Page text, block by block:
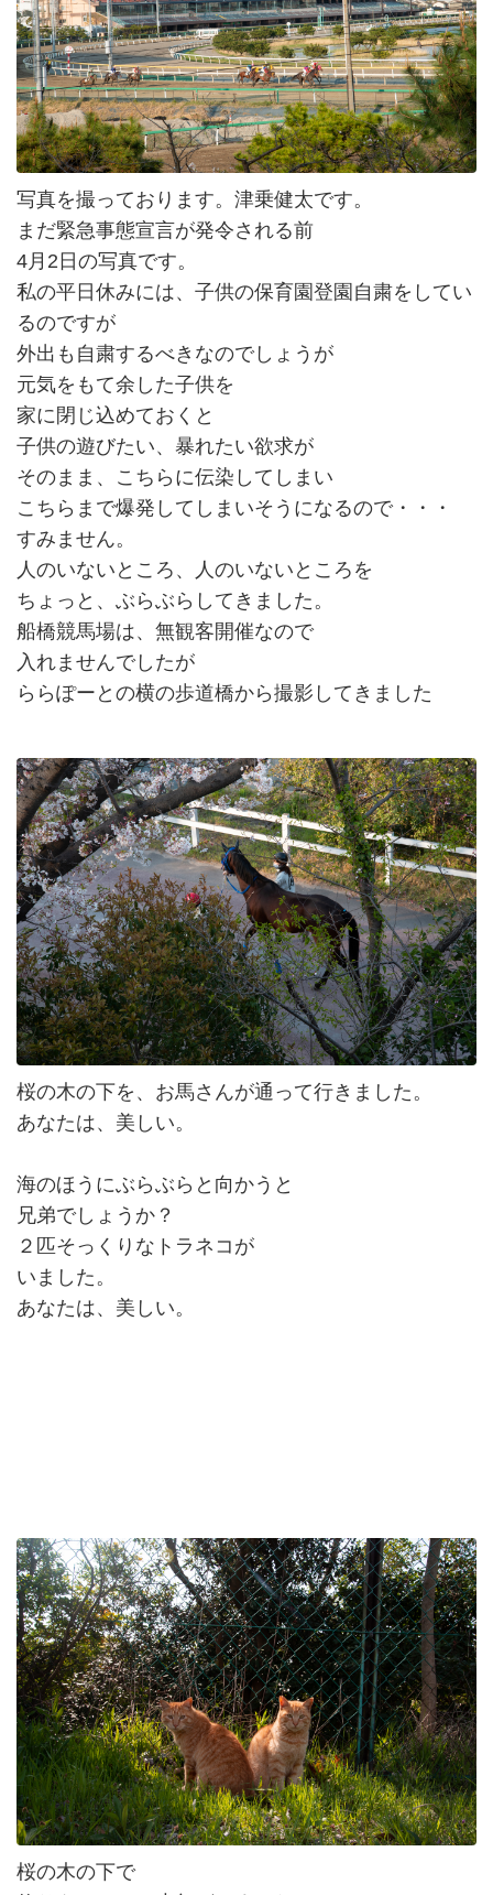
写真を撮っております。津乗健太です。
まだ緊急事態宣言が発令される前
4月2日の写真です。
私の平日休みには、子供の保育園登園自粛をしてい
るのですが
外出も自粛するべきなのでしょうが
元気をもて余した子供を
家に閉じ込めておくと
子供の遊びたい、暴れたい欲求が
そのまま、こちらに伝染してしまい
こちらまで爆発してしまいそうになるので・・・
すみません。
人のいないところ、人のいないところを
ちょっと、ぶらぶらしてきました。
船橋競馬場は、無観客開催なので
入れませんでしたが
ららぽーとの横の歩道橋から撮影してきました
桜の木の下を、お馬さんが通って行きました。
あなたは、美しい。
海のほうにぶらぶらと向かうと
兄弟でしょうか？
２匹そっくりなトラネコが
いました。
あなたは、美しい。
桜の木の下で